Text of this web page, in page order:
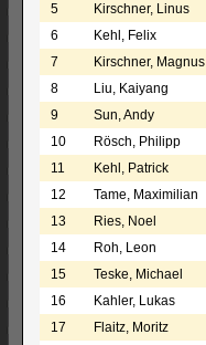
5
Kirschner, Linus
6
Kehl, Felix
7
Kirschner, Magnus
8
Liu, Kaiyang
9
Sun, Andy
10
Rösch, Philipp
11
Kehl, Patrick
12
Tame, Maximilian
13
Ries, Noel
14
Roh, Leon
15
Teske, Michael
16
Kahler, Lukas
17
Flaitz, Moritz